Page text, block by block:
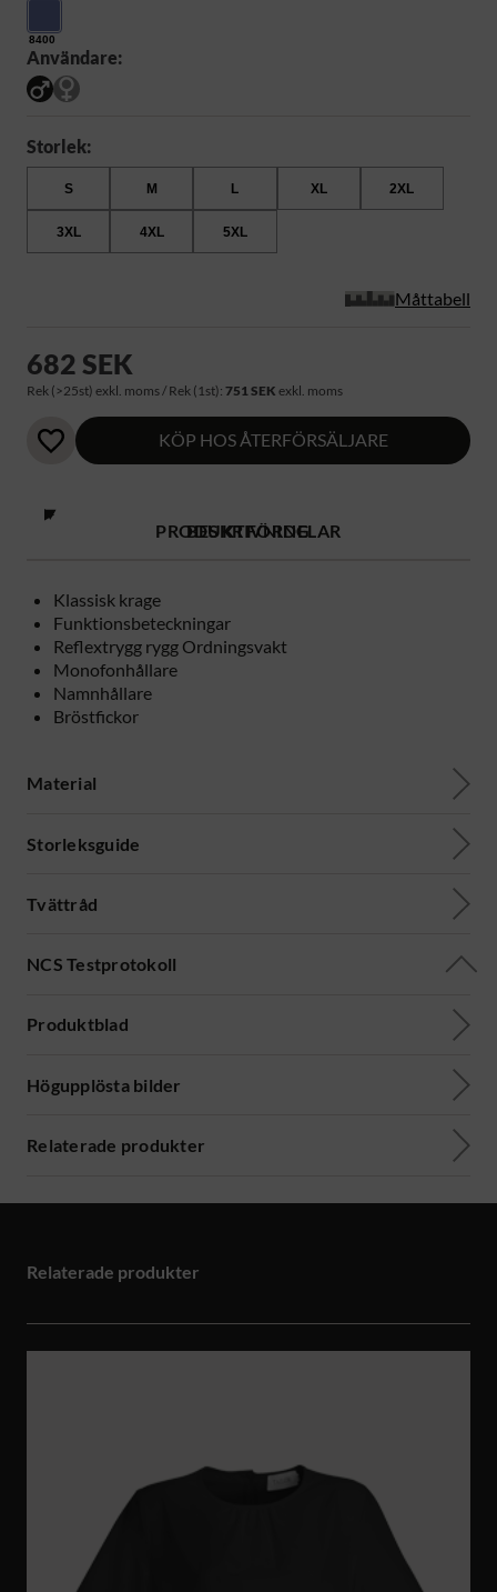
8400
Användare:
Storlek:
S M L XL 2XL
3XL 4XL 5XL
Måttabell
682 SEK
Rek (>25st) exkl. moms / Rek (1st): 751 SEK exkl. moms
KÖP HOS ÅTERFÖRSÄLJARE
PRODUKTFÖRDELAR
Klassisk krage
Funktionsbeteckningar
Reflextrygg rygg Ordningsvakt
Monofonhållare
Namnhållare
Bröstfickor
BESKRIVNING
Material
Storleksguide
Tvättråd
NCS Testprotokoll
Produktblad
Högupplösta bilder
Relaterade produkter
Relaterade produkter